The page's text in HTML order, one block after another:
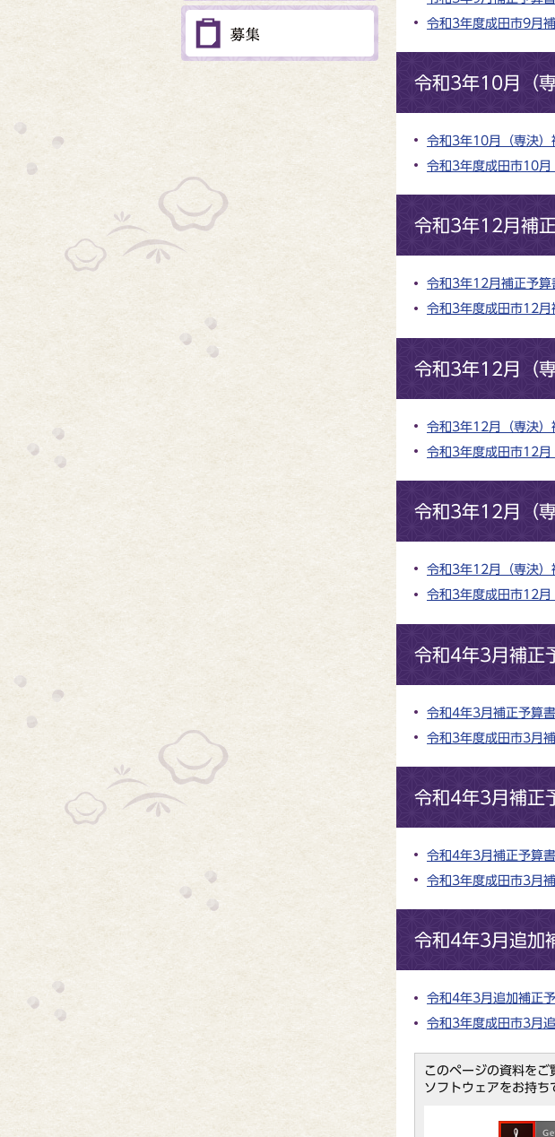
令和3年度成田市9月
令和3年10月（
令和3年10月（専決）
令和3年度成田市10
令和3年12月補
令和3年12月補正予算
令和3年度成田市12月
令和3年12月（
令和3年12月（専決
令和3年度成田市12
令和3年12月（
令和3年12月（専決
令和3年度成田市12
令和4年3月補正
令和4年3月補正予算
令和3年度成田市3月
令和4年3月補正
令和4年3月補正予算
令和3年度成田市3月
令和4年3月追加
令和4年3月追加補正
令和3年度成田市3月
このページの資料を
ソフトウェアをお持